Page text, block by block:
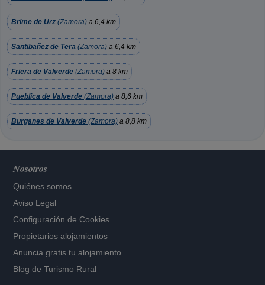
Brime de Urz (Zamora) a 6,4 km
Santibañez de Tera (Zamora) a 6,4 km
Friera de Valverde (Zamora) a 8 km
Pueblica de Valverde (Zamora) a 8,6 km
Burganes de Valverde (Zamora) a 8,8 km
Nosotros
Quiénes somos
Aviso Legal
Configuración de Cookies
Propietarios alojamientos
Anuncia gratis tu alojamiento
Blog de Turismo Rural